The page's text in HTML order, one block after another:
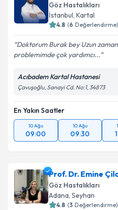
Göz Hastalıkları
İstanbul, Kartal
4.8 (6 Değerlendirme)
Doktorum Burak bey Uzun
problemimde çok yardımcı...
Acıbadem Kartal Hastanesi
Çavuşoğlu, Sanayi Cd. No:1, 34873
En Yakın Saatler
10 Ağu
09:00
10 Ağu
09:30
Prof. Dr. Emine
Göz Hastalıkları
Adana, Seyhan
4.8 (3 Değerlendirme)